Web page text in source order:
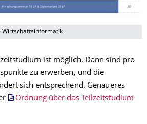
Wirtschaftsinformatik
ist möglich. Dann sind pro
zu erwerben, und die
sich entsprechend. Genaueres
Ordnung über das Teilzeitstudium